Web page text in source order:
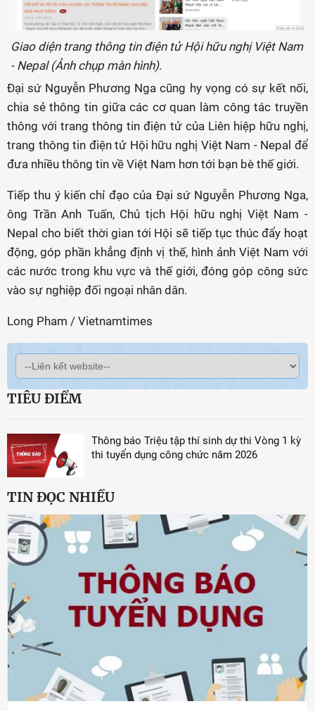
Giao diện trang thông tin điện tử Hội hữu nghị Việt Nam
- Nepal (Ảnh chụp màn hình).
Đại sứ Nguyễn Phương Nga cũng hy vọng có sự kết nối,
chia sẻ thông tin giữa các cơ quan làm công tác truyền
thông với trang thông tin điện tử của Liên hiệp hữu nghị,
trang thông tin điện tử Hội hữu nghị Việt Nam - Nepal để
đưa nhiều thông tin về Việt Nam hơn tới bạn bè thế giới.
Tiếp thu ý kiến chỉ đạo của Đại sứ Nguyễn Phương Nga,
ông Trần Anh Tuấn, Chủ tịch Hội hữu nghị Việt Nam -
Nepal cho biết thời gian tới Hội sẽ tiếp tục thúc đẩy hoạt
động, góp phần khẳng định vị thế, hình ảnh Việt Nam với
các nước trong khu vực và thế giới, đóng góp công sức
vào sự nghiệp đối ngoại nhân dân.
Long Pham / Vietnamtimes
TIÊU ĐIỂM
Thông báo Triệu tập thí sinh dự thi Vòng 1 kỳ
thi tuyển dụng công chức năm 2026
TIN ĐỌC NHIỀU